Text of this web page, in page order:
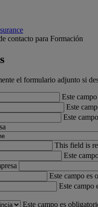
contacto para Formación
el formulario adjunto si
Este
Este
Este
This field is
Este
Este campo es
Este campo
Este campo es